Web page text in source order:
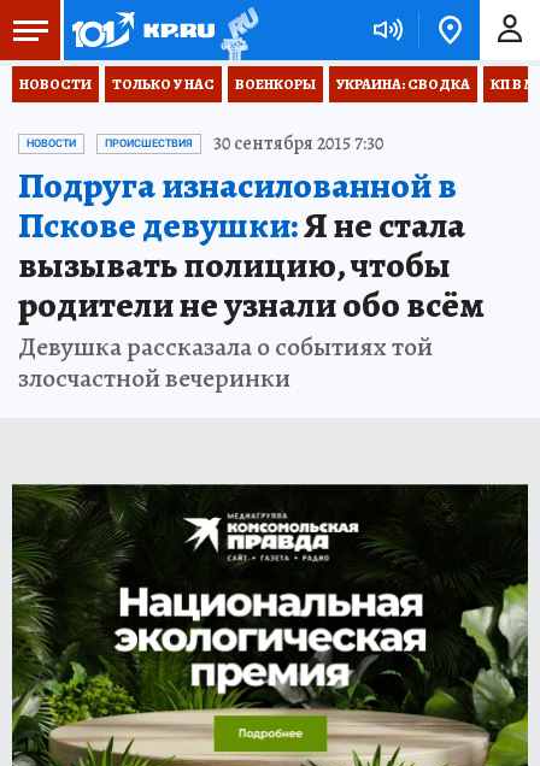
НОВОСТИ ТОЛЬКО У НАС ВОЕНКОРЫ УКРАИНА: СВОДКА КП В
НОВОСТИ ПРОИСШЕСТВИЯ 30 сентября 2015 7:30
Подруга изнасилованной в
Пскове девушки:Я не стала
вызывать полицию, чтобы
родители не узнали обо всём
Девушка рассказала о событиях той
злосчастной вечеринки